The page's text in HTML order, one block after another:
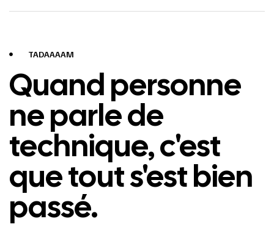
TADAAAAM
Quand personne
ne parle de
technique, c'est
que tout s'est bien
passé.